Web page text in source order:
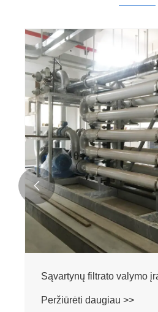
Sąvartynų filtrato valymo
Peržiūrėti daugiau >>
